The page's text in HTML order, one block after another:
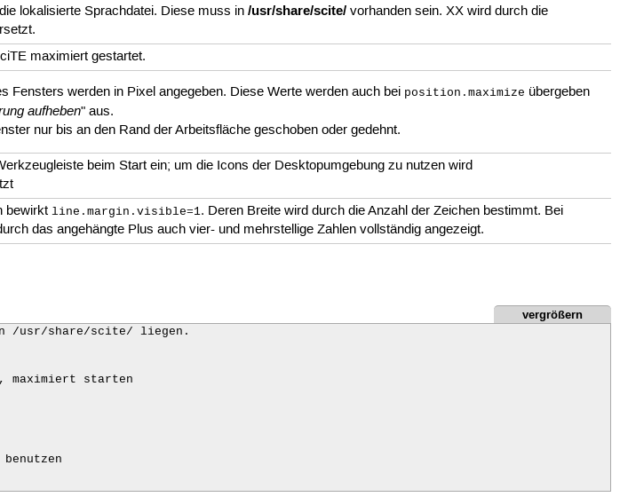
lokalisierte Sprachdatei. Diese muss in/usr/share/scite/ vorhanden sein. XX wird durch die
maximiert gestartet.
Fensters werden in Pixel angegeben. Diese Werte werden auch bei position.maximize übergeben
aufheben" aus.
nur bis an den Rand der Arbeitsfläche geschoben oder gedehnt.
beim Start ein; um die Icons der Desktopumgebung zu nutzen wird
bewirktline.margin.visible=1. Deren Breite wird durch die Anzahl der Zeichen bestimmt. Bei
das angehängte Plus auch vier- und mehrstellige Zahlen vollständig angezeigt.
vergrößern
in /usr/share/scite/ liegen.
maximiert starten